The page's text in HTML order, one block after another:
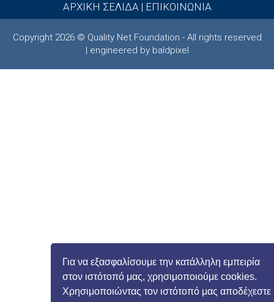
Για να εξασφαλίσουμε την κατάλληλη εμπειρία
στον ιστότοπό μας, χρησιμοποιούμε cookies.
Χρησιμοποιώντας τον ιστότοπό μας αποδέχεστε
ΑΡΧΙΚΗ ΣΕΛΙΔΑ| ΕΠΙΚΟΙΝΩΝΙΑ
Copyright 2026 © Quality Net Foundation - All rights reserved
| engineered by baldpixel